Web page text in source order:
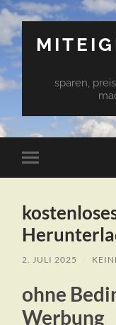
sparen,
Mobile-
Menü
2. JULI 2025
ohne
Werbung